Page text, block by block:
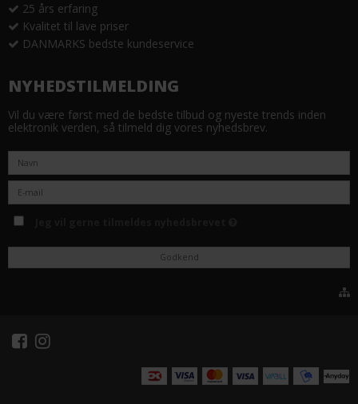
25 års erfaring
Kvalitet til lave priser
DANMARKS bedste kundeservice
NYHEDSTILMELDING
Vil du være først med de bedste tilbud og nyeste trends inden
elektronik verden, så tilmeld dig vores nyhedsbrev.
Godkend